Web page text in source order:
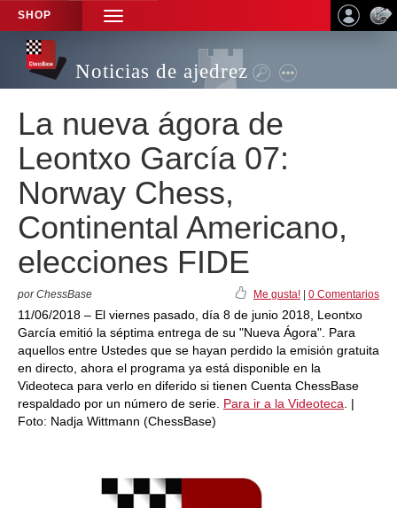
SHOP
TOGGLE
NAVIGATION
Noticias de ajedrez
La nueva ágora de
Leontxo García 07:
Norway Chess,
Continental Americano,
elecciones FIDE
por ChessBase Me gusta! 0 Comentarios
11/06/2018 – El viernes pasado, día 8 de junio 2018, Leontxo
García emitió la séptima entrega de su "Nueva Ágora". Para
aquellos entre Ustedes que se hayan perdido la emisión gratuita
en directo, ahora el programa ya está disponible en la
Videoteca para verlo en diferido si tienen Cuenta ChessBase
respaldado por un número de serie. Para ir a la Videoteca . |
Foto: Nadja Wittmann (ChessBase)